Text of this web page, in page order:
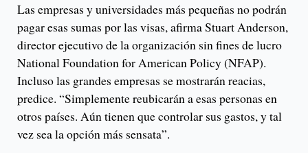
Las empresas y universidades más pequeñas no podrán
pagar esas sumas por las visas, afirma Stuart Anderson,
director ejecutivo de la organización sin fines de lucro
National Foundation for American Policy (NFAP).
Incluso las grandes empresas se mostrarán reacias,
predice. “Simplemente reubicarán a esas personas en
otros países. Aún tienen que controlar sus gastos, y tal
vez sea la opción más sensata”.